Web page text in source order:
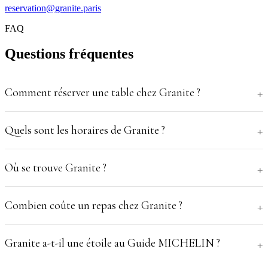
reservation@granite.paris
FAQ
Questions fréquentes
Comment réserver une table chez Granite ?
Quels sont les horaires de Granite ?
Où se trouve Granite ?
Combien coûte un repas chez Granite ?
Granite a-t-il une étoile au Guide MICHELIN ?